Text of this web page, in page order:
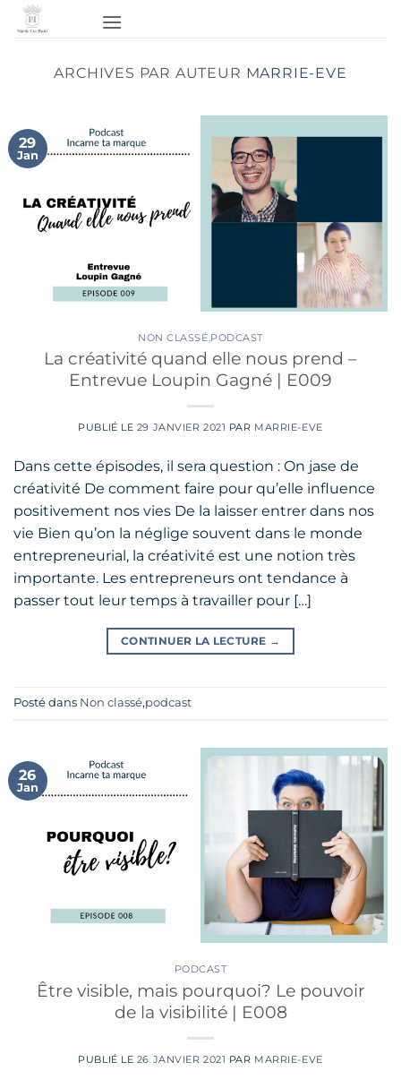
Passer
ARCHIVES PAR AUTEUR MARRIE-EVE
29
Jan
NON CLASSÉ,PODCAST
La créativité quand elle nous prend –
Entrevue Loupin Gagné | E009
PUBLIÉ LE 29 JANVIER 2021 PAR MARRIE-EVE
Dans cette épisodes, il sera question : On jase de
créativité De comment faire pour qu’elle influence
positivement nos vies De la laisser entrer dans nos
vie Bien qu’on la néglige souvent dans le monde
entrepreneurial, la créativité est une notion très
importante. Les entrepreneurs ont tendance à
passer tout leur temps à travailler pour […]
CONTINUER LA LECTURE →
Posté dans Non classé,podcast
26
Jan
PODCAST
Être visible, mais pourquoi? Le pouvoir
de la visibilité | E008
PUBLIÉ LE 26 JANVIER 2021 PAR MARRIE-EVE